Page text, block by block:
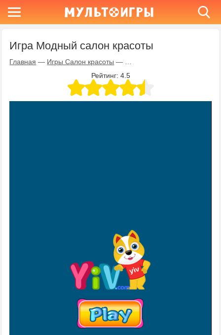
Игра Модный салон красоты
Главная — Игры Салон красоты —
Рейтинг: 4.5